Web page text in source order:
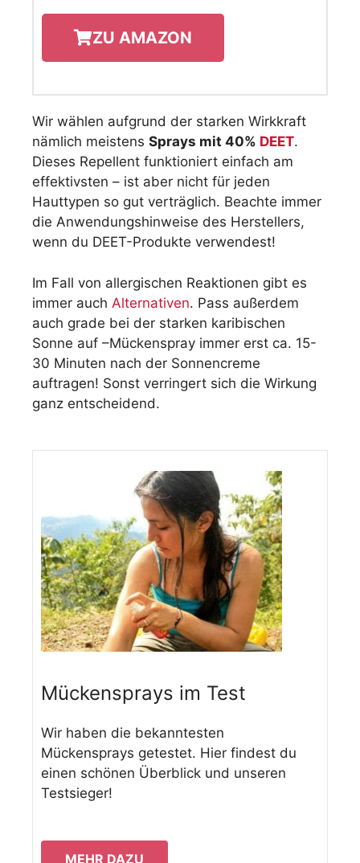
ZU AMAZON
Wir wählen aufgrund der starken Wirkkraft
nämlich meistens Sprays mit 40% DEET.
Dieses Repellent funktioniert einfach am
effektivsten – ist aber nicht für jeden
Hauttypen so gut verträglich. Beachte immer
die Anwendungshinweise des Herstellers,
wenn du DEET-Produkte verwendest!
Im Fall von allergischen Reaktionen gibt es
immer auch Alternativen. Pass außerdem
auch grade bei der starken karibischen
Sonne auf –Mückenspray immer erst ca. 15-
30 Minuten nach der Sonnencreme
auftragen! Sonst verringert sich die Wirkung
ganz entscheidend.
Mückensprays im Test
Wir haben die bekanntesten
Mückensprays getestet. Hier findest du
einen schönen Überblick und unseren
Testsieger!
MEHR DAZU